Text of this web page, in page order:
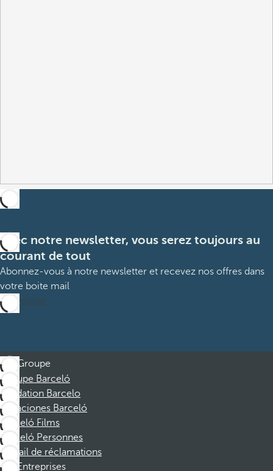
Avec notre newsletter, vous serez toujours au
courant de tout
Abonnez-vous à notre newsletter et recevez nos offres dans
votre boite mail
M’abonner
Groupe
Groupe Barceló
Fondation Barcelo
Vacaciones Barceló
Barceló Films
Barceló Personnes
Portail de réclamations
Entreprises